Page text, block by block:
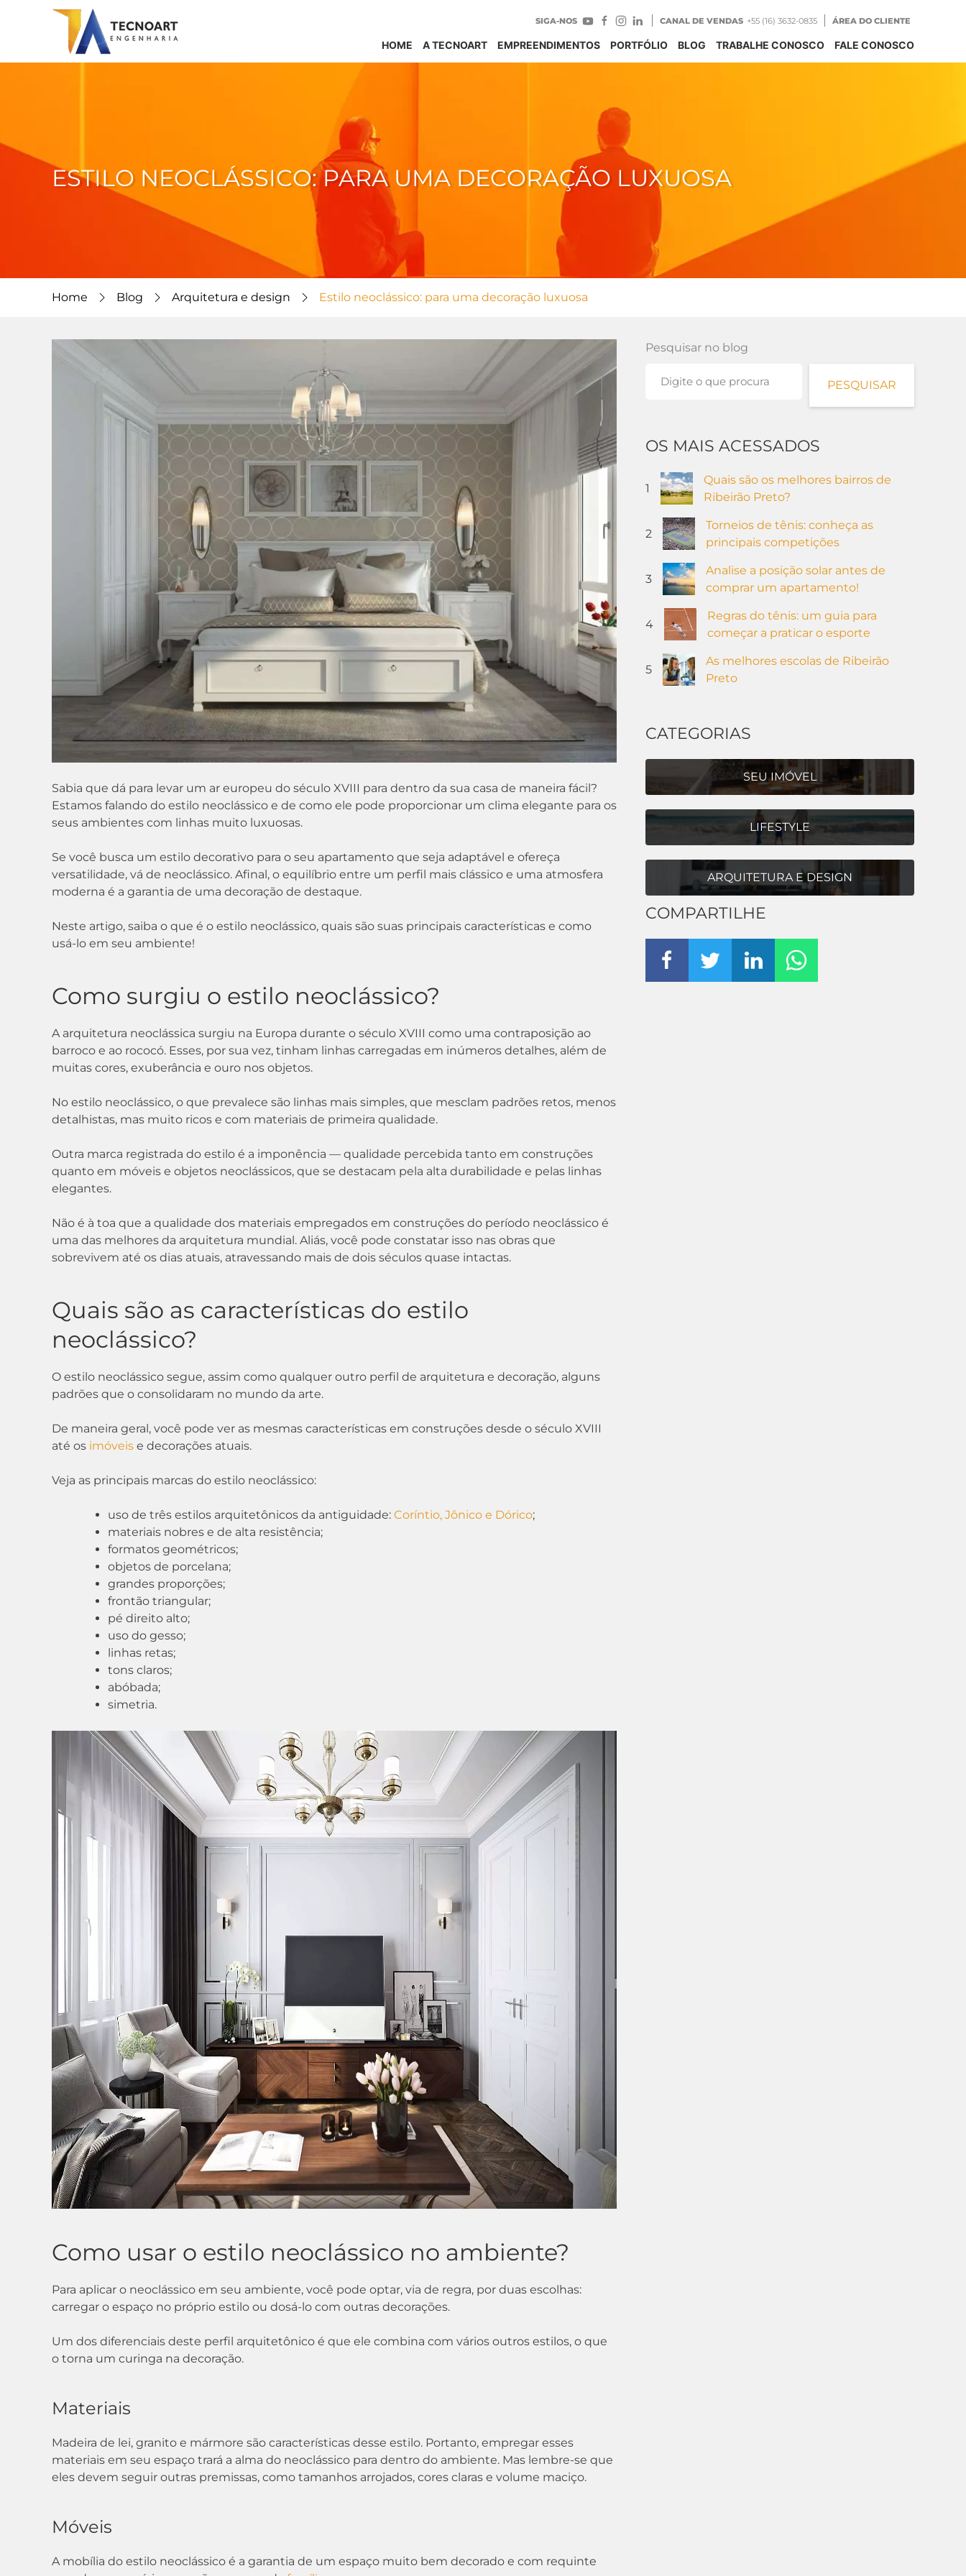
SIGA-NOS CANAL DE VENDAS +55 (16) 3632-0835 ÁREA DO CLIENTE
HOME A TECNOART EMPREENDIMENTOS PORTFÓLIO BLOG TRABALHE CONOSCO FALE CONOSCO
ESTILO NEOCLÁSSICO: PARA UMA DECORAÇÃO LUXUOSA
Home Blog Arquitetura e design Estilo neoclássico: para uma decoração luxuosa
Sabia que dá para levar um ar europeu do século XVIII para dentro da sua casa de maneira fácil?
Estamos falando do estilo neoclássico e de como ele pode proporcionar um clima elegante para os
seus ambientes com linhas muito luxuosas.
Se você busca um estilo decorativo para o seu apartamento que seja adaptável e ofereça
versatilidade, vá de neoclássico. Afinal, o equilíbrio entre um perfil mais clássico e uma atmosfera
moderna é a garantia de uma decoração de destaque.
Neste artigo, saiba o que é o estilo neoclássico, quais são suas principais características e como
usá-lo em seu ambiente!
Como surgiu o estilo neoclássico?
A arquitetura neoclássica surgiu na Europa durante o século XVIII como uma contraposição ao
barroco e ao rococó. Esses, por sua vez, tinham linhas carregadas em inúmeros detalhes, além de
muitas cores, exuberância e ouro nos objetos.
No estilo neoclássico, o que prevalece são linhas mais simples, que mesclam padrões retos, menos
detalhistas, mas muito ricos e com materiais de primeira qualidade.
Outra marca registrada do estilo é a imponência — qualidade percebida tanto em construções
quanto em móveis e objetos neoclássicos, que se destacam pela alta durabilidade e pelas linhas
elegantes.
Não é à toa que a qualidade dos materiais empregados em construções do período neoclássico é
uma das melhores da arquitetura mundial. Aliás, você pode constatar isso nas obras que
sobrevivem até os dias atuais, atravessando mais de dois séculos quase intactas.
Quais são as características do estilo
neoclássico?
O estilo neoclássico segue, assim como qualquer outro perfil de arquitetura e decoração, alguns
padrões que o consolidaram no mundo da arte.
De maneira geral, você pode ver as mesmas características em construções desde o século XVIII
até os imóveis e decorações atuais.
Veja as principais marcas do estilo neoclássico:
uso de três estilos arquitetônicos da antiguidade: Coríntio, Jônico e Dórico;
materiais nobres e de alta resistência;
formatos geométricos;
objetos de porcelana;
grandes proporções;
frontão triangular;
pé direito alto;
uso do gesso;
linhas retas;
tons claros;
abóbada;
simetria.
Como usar o estilo neoclássico no ambiente?
Para aplicar o neoclássico em seu ambiente, você pode optar, via de regra, por duas escolhas:
carregar o espaço no próprio estilo ou dosá-lo com outras decorações.
Um dos diferenciais deste perfil arquitetônico é que ele combina com vários outros estilos, o que
o torna um curinga na decoração.
Materiais
Madeira de lei, granito e mármore são características desse estilo. Portanto, empregar esses
materiais em seu espaço trará a alma do neoclássico para dentro do ambiente. Mas lembre-se que
eles devem seguir outras premissas, como tamanhos arrojados, cores claras e volume maciço.
Móveis
A mobília do estilo neoclássico é a garantia de um espaço muito bem decorado e com requinte
Pesquisar no blog
PESQUISAR
OS MAIS ACESSADOS
1
Quais são os melhores bairros de
Ribeirão Preto?
2
Torneios de tênis: conheça as
principais competições
3
Analise a posição solar antes de
comprar um apartamento!
4
Regras do tênis: um guia para
começar a praticar o esporte
5
As melhores escolas de Ribeirão
Preto
CATEGORIAS
SEU IMÓVEL
LIFESTYLE
ARQUITETURA E DESIGN
COMPARTILHE